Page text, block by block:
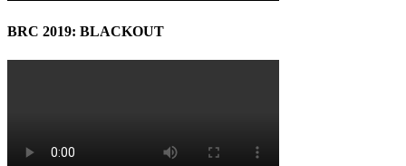
BRC 2019: BLACKOUT